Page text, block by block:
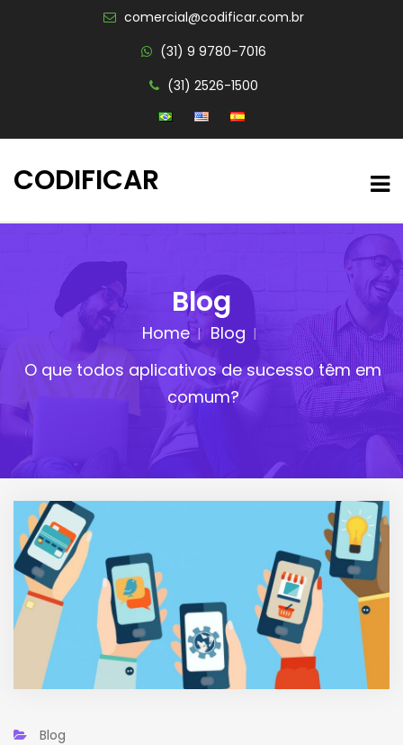
comercial@codificar.com.br
(31) 9 9780-7016
(31) 2526-1500
CODIFICAR
Blog
Home
Blog
O que todos aplicativos de sucesso têm em
comum?
Blog